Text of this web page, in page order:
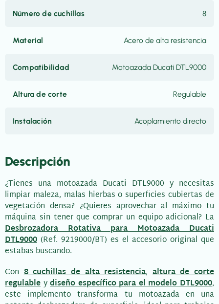
Número de cuchillas 8
Material Acero de alta resistencia
Compatibilidad Motoazada Ducati DTL9000
Altura de corte Regulable
Instalación Acoplamiento directo
Descripción
¿Tienes una motoazada Ducati DTL9000 y necesitas
limpiar maleza, malas hierbas o superficies cubiertas de
vegetación densa? ¿Quieres aprovechar al máximo tu
máquina sin tener que comprar un equipo adicional? La
Desbrozadora Rotativa para Motoazada Ducati
DTL9000 (Ref. 9219000/BT) es el accesorio original que
estabas buscando.
Con8 cuchillas de alta resistencia,altura de corte
regulable ydiseño específico para el modelo DTL9000,
este implemento transforma tu motoazada en una